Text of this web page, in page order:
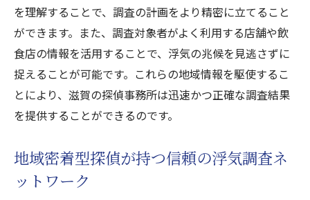
浮気調査で信頼できる探偵を選ぶための要
点
浮気調査を依頼するなら滋賀探偵の経験がカギ
経験豊富な探偵が浮気調査で結果を出す理
由
浮気調査における探偵の経験の重要性
び方
経験に基づく浮気調査で探偵事務所を選ぶ
を理解することで、調査の計画をより精密に立てること
ができます。また、調査対象者がよく利用する店舗や飲
食店の情報を活用することで、浮気の兆候を見逃さずに
捉えることが可能です。これらの地域情報を駆使するこ
とにより、滋賀の探偵事務所は迅速かつ正確な調査結果
を提供することができるのです。
地域密着型探偵が持つ信頼の浮気調査ネ
ットワーク